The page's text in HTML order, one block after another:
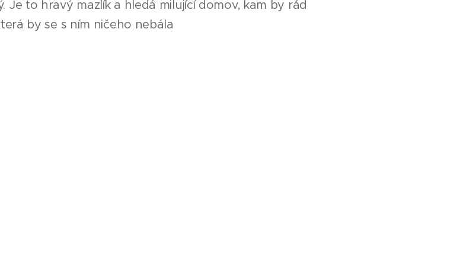
Je to hravý mazlík a hledá milující domov, kam by rád
by se s ním ničeho nebála ♥️